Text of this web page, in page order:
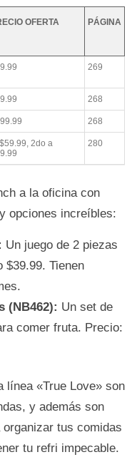
OFERTA PÁGINA
269
268
268
2do a
280
a la oficina con
opciones increíbles:
Un juego de 2 piezas
$39.99. Tienen
(NB462): Un set de
comer fruta. Precio:
línea «True Love» son
y además son
tus comidas
tu refri impecable.